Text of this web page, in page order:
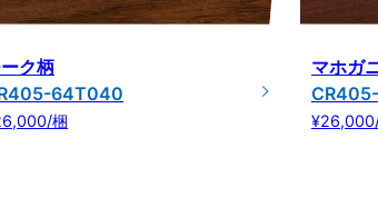
ク柄
64T040
梱
マホガ